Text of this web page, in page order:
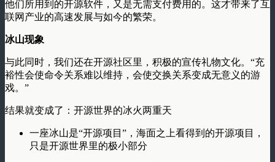
他们所用到的开源软件，又是无需支付费用的。这才带来了互
联网产业的高速发展与如今的繁荣。
冰山现象
与此同时，我们还在开源社区里，积极的宣传礼物文化。“充
裕性会使命令关系难以维持，会使交换关系变成无意义的游
戏。”
结果就变成了：开源世界的冰火两重天
一座冰山是“开源项目”，海面之上看得到的开源项目，
只是开源世界里的极小部分